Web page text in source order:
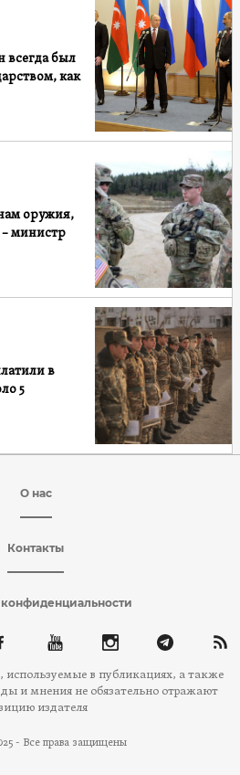
всегда был
как
оружия,
министр
в
5
О нас
Контакты
в публикациях, а также
и мнения не обязательно отражают
издателя
- Все права защищены